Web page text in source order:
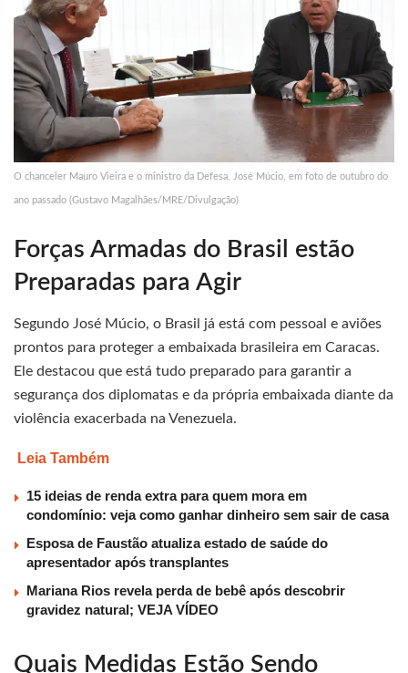
O chanceler Mauro Vieira e o ministro da Defesa, José Múcio, em foto de outubro do
ano passado (Gustavo Magalhães/MRE/Divulgação)
Forças Armadas do Brasil estão
Preparadas para Agir
Segundo José Múcio, o Brasil já está com pessoal e aviões
prontos para proteger a embaixada brasileira em Caracas.
Ele destacou que está tudo preparado para garantir a
segurança dos diplomatas e da própria embaixada diante da
violência exacerbada na Venezuela.
Leia Também
15 ideias de renda extra para quem mora em
condomínio: veja como ganhar dinheiro sem sair de casa
Esposa de Faustão atualiza estado de saúde do
apresentador após transplantes
Mariana Rios revela perda de bebê após descobrir
gravidez natural; VEJA VÍDEO
Quais Medidas Estão Sendo